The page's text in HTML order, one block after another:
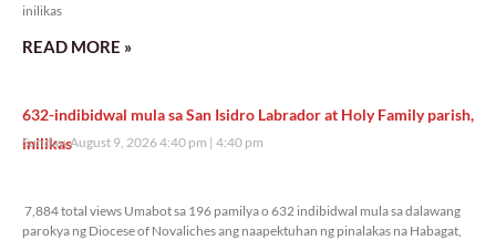
inilikas
READ MORE »
632-indibidwal mula sa San Isidro Labrador at Holy Family parish,
inilikas
Sunday, August 9, 2026 4:40 pm 4:40 pm
7,884 total views Umabot sa 196 pamilya o 632 indibidwal mula sa dalawang
parokya ng Diocese of Novaliches ang naapektuhan ng pinalakas na Habagat,